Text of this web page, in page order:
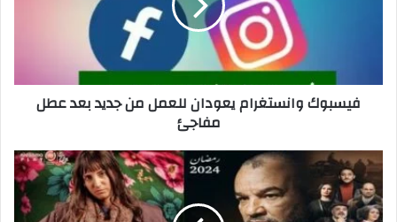
مفاجئ
فيسبوك وانستغرام يعودان للعمل من جديد بعد عطل
مفاجئ
الأعمال
الدرامية
التونسية
خلال